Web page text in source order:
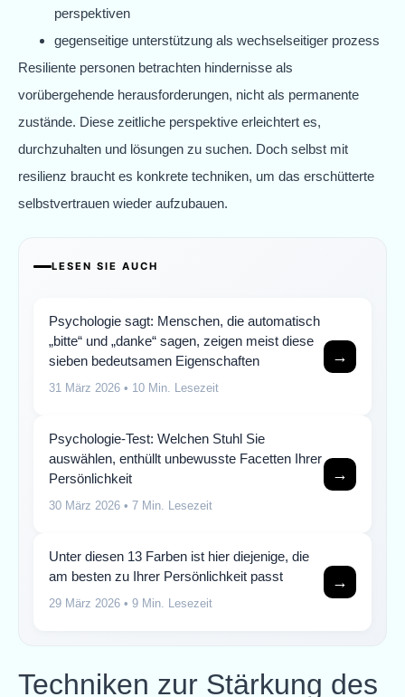
perspektiven
gegenseitige unterstützung als wechselseitiger prozess
Resiliente personen betrachten hindernisse als
vorübergehende herausforderungen, nicht als permanente
zustände. Diese zeitliche perspektive erleichtert es,
durchzuhalten und lösungen zu suchen. Doch selbst mit
resilienz braucht es konkrete techniken, um das erschütterte
selbstvertrauen wieder aufzubauen.
LESEN SIE AUCH
Psychologie sagt: Menschen, die automatisch
„bitte“ und „danke“ sagen, zeigen meist diese
sieben bedeutsamen Eigenschaften
31 März 2026 • 10 Min. Lesezeit
→
Psychologie-Test: Welchen Stuhl Sie
auswählen, enthüllt unbewusste Facetten Ihrer
Persönlichkeit
30 März 2026 • 7 Min. Lesezeit
→
Unter diesen 13 Farben ist hier diejenige, die
am besten zu Ihrer Persönlichkeit passt
29 März 2026 • 9 Min. Lesezeit
→
Techniken zur Stärkung des